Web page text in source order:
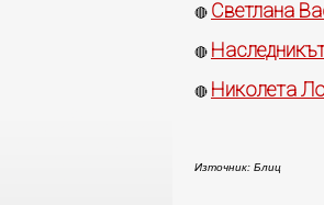
🔴 Светлана
🔴
🔴 Николета
Източник: Блиц